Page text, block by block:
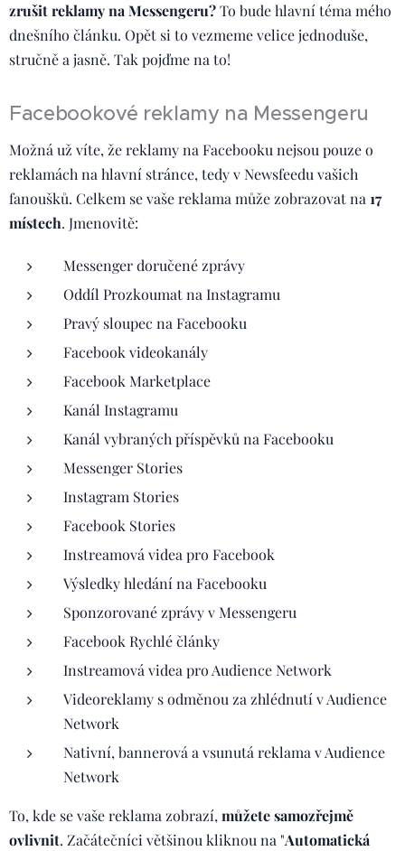
zrušit reklamy na Messengeru?To bude hlavní téma mého
dnešního článku. Opět si to vezmeme velice jednoduše,
stručně a jasně. Tak pojďme na to!
Facebookové reklamy na Messengeru
Možná už víte, že reklamy na Facebooku nejsou pouze o
reklamách na hlavní stránce, tedy v Newsfeedu vašich
fanoušků. Celkem se vaše reklama může zobrazovat na 17
místech. Jmenovitě:
Messenger doručené zprávy
Oddíl Prozkoumat na Instagramu
Pravý sloupec na Facebooku
Facebook videokanály
Facebook Marketplace
Kanál Instagramu
Kanál vybraných příspěvků na Facebooku
Messenger Stories
Instagram Stories
Facebook Stories
Instreamová videa pro Facebook
Výsledky hledání na Facebooku
Sponzorované zprávy v Messengeru
Facebook Rychlé články
Instreamová videa pro Audience Network
Videoreklamy s odměnou za zhlédnutí v Audience
Network
Nativní, bannerová a vsunutá reklama v Audience
Network
To, kde se vaše reklama zobrazí, můžete samozřejmě
ovlivnit. Začátečníci většinou kliknou na "Automatická